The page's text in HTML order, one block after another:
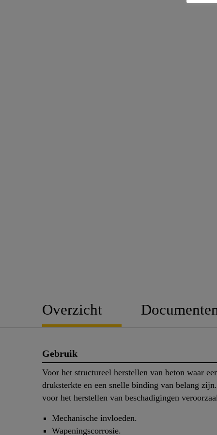
Overzicht
Gebruik
Voor het structureel herstellen van beton waar
druksterkte en een snelle binding van belang
voor het herstellen van beschadigingen
Mechanische invloeden.
Wapeningscorrosie.